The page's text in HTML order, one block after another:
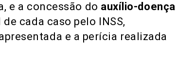
e a concessão do auxílio-doença
cada caso pelo INSS,
e a perícia realizada